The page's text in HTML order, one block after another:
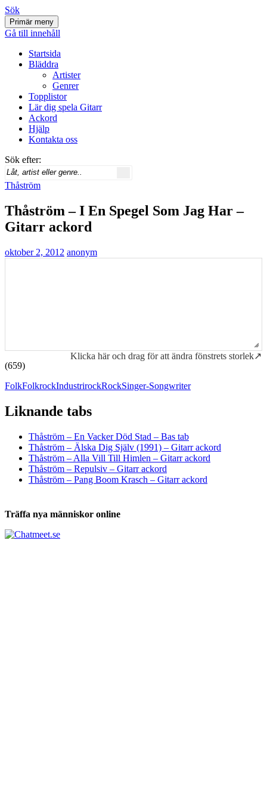
Svenskatabs.se
Sök
Primär meny
Gå till innehåll
Startsida
Bläddra
Artister
Genrer
Topplistor
Lär dig spela Gitarr
Ackord
Hjälp
Kontakta oss
Sök efter:
Thåström
Thåström – I En Spegel Som Jag Har –
Gitarr ackord
oktober 2, 2012 anonym
Klicka här och drag för att ändra fönstrets storlek↗
(659)
FolkFolkrockIndustrirockRockSinger-Songwriter
Liknande tabs
Thåström – En Vacker Död Stad – Bas tab
Thåström – Älska Dig Själv (1991) – Gitarr ackord
Thåström – Alla Vill Till Himlen – Gitarr ackord
Thåström – Repulsiv – Gitarr ackord
Thåström – Pang Boom Krasch – Gitarr ackord
Träffa nya människor online